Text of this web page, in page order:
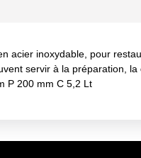
acier inoxydable, pour
servir à la préparation,
P 200 mm C 5,2 Lt